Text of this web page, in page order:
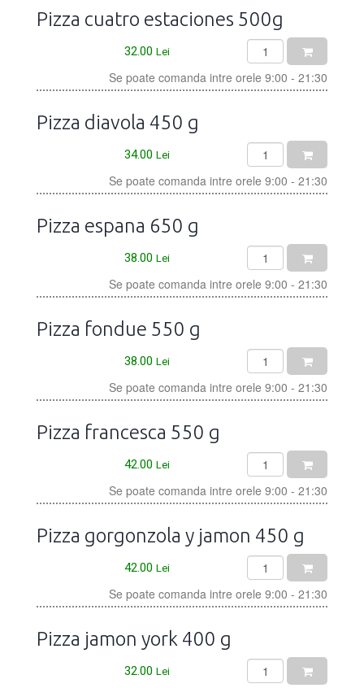
Pizza cuatro estaciones 500g
32.00 Lei
Se poate comanda intre orele 9:00 - 21:30
Pizza diavola 450 g
34.00 Lei
Se poate comanda intre orele 9:00 - 21:30
Pizza espana 650 g
38.00 Lei
Se poate comanda intre orele 9:00 - 21:30
Pizza fondue 550 g
38.00 Lei
Se poate comanda intre orele 9:00 - 21:30
Pizza francesca 550 g
42.00 Lei
Se poate comanda intre orele 9:00 - 21:30
Pizza gorgonzola y jamon 450 g
42.00 Lei
Se poate comanda intre orele 9:00 - 21:30
Pizza jamon york 400 g
32.00 Lei